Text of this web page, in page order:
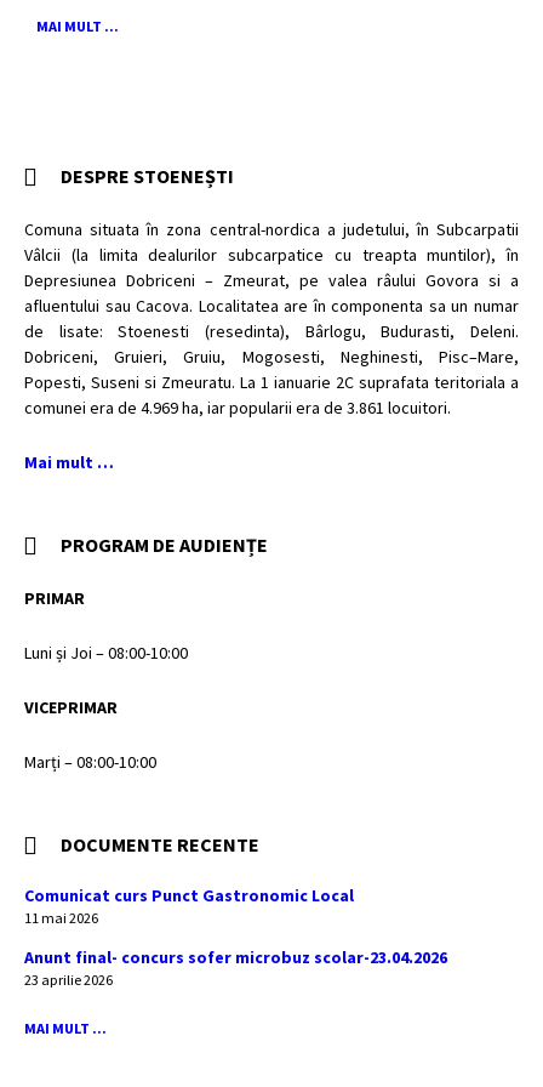
MAI MULT ...
DESPRE STOENEȘTI
Comuna situata în zona central-nordica a judetului, în Subcarpatii
Vâlcii (la limita dealurilor subcarpatice cu treapta muntilor), în
Depresiunea Dobriceni – Zmeurat, pe valea râului Govora si a
afluentului sau Cacova. Localitatea are în componenta sa un numar
de lisate: Stoenesti (resedinta), Bârlogu, Budurasti, Deleni.
Dobriceni, Gruieri, Gruiu, Mogosesti, Neghinesti, Pisc–Mare,
Popesti, Suseni si Zmeuratu. La 1 ianuarie 2C suprafata teritoriala a
comunei era de 4.969 ha, iar popularii era de 3.861 locuitori.
Mai mult …
PROGRAM DE AUDIENȚE
PRIMAR
Luni și Joi – 08:00-10:00
VICEPRIMAR
Marți – 08:00-10:00
DOCUMENTE RECENTE
Comunicat curs Punct Gastronomic Local
11 mai 2026
Anunt final- concurs sofer microbuz scolar-23.04.2026
23 aprilie 2026
MAI MULT ...